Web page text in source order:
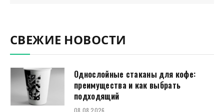
СВЕЖИЕ НОВОСТИ
Однослойные стаканы для кофе:
преимущества и как выбрать
подходящий
08.08.2026